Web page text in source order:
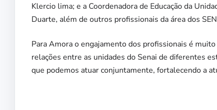
Klercio lima; e a Coordenadora de Educação da
Duarte, além de outros profissionais da área dos
Para Amora o engajamento dos profissionais é
relações entre as unidades do Senai de diferentes
que podemos atuar conjuntamente, fortalecendo a